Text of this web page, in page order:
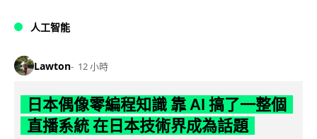
人工智能
Lawton 12 小時
日本偶像零編程知識 靠 AI 搞了一整個
直播系統 在日本技術界成為話題